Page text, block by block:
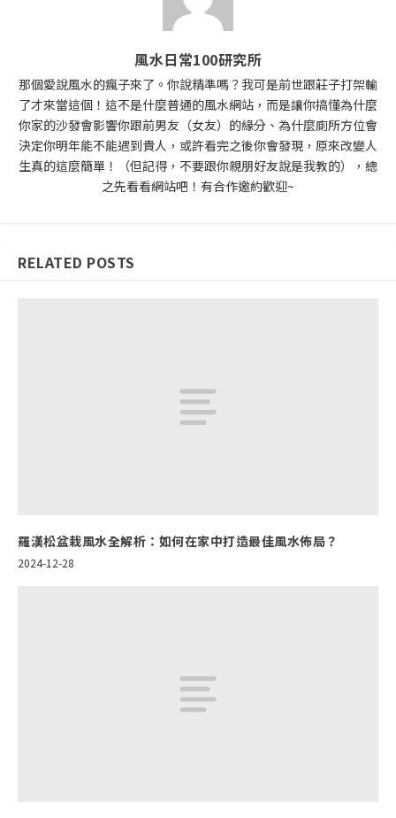
風水日常100研究所
那個愛說風水的瘋子來了。你說精準嗎？我可是前世跟莊子打架輸
了才來當這個！這不是什麼普通的風水網站，而是讓你搞懂為什麼
你家的沙發會影響你跟前男友（女友）的緣分、為什麼廁所方位會
決定你明年能不能遇到貴人，或許看完之後你會發現，原來改變人
生真的這麼簡單！（但記得，不要跟你親朋好友說是我教的），總
之先看看網站吧！有合作邀約歡迎~
RELATED POSTS
羅漢松盆栽風水全解析：如何在家中打造最佳風水佈局？
2024-12-28